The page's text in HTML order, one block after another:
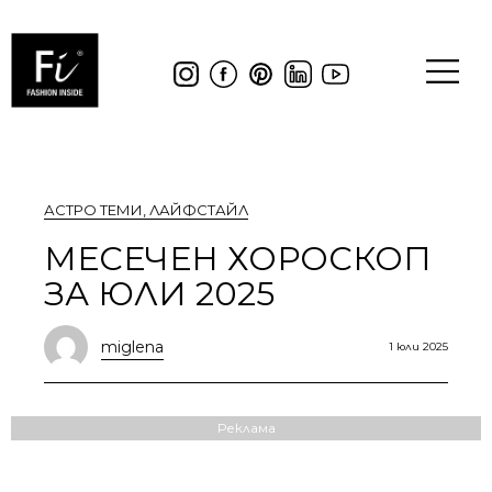
АСТРО ТЕМИ ЛАЙФСТАЙЛ
МЕСЕЧЕН ХОРОСКОП
ЗА ЮЛИ 2025
miglena 1 юли 2025
Реклама